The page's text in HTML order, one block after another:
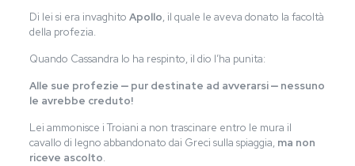
Di lei si era invaghito Apollo, il quale le aveva donato la facoltà
della profezia.
Quando Cassandra lo ha respinto, il dio l’ha punita:
Alle sue profezie ‒ pur destinate ad avverarsi ‒ nessuno
le avrebbe creduto!
Lei ammonisce i Troiani a non trascinare entro le mura il
cavallo di legno abbandonato dai Greci sulla spiaggia, ma non
riceve ascolto.